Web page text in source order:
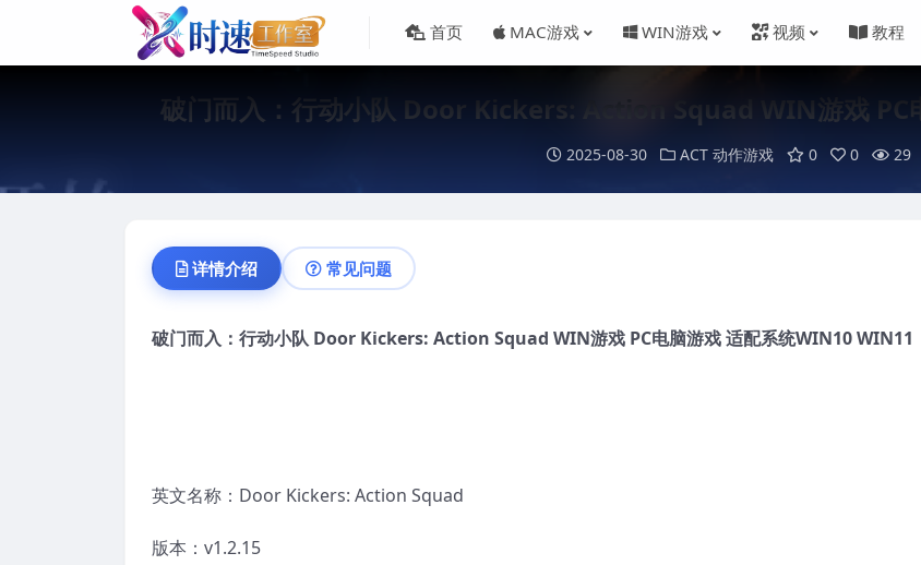
首页 MAC游戏 WIN游戏 视频 教程
破门而入：行动小队 Door Kickers: Action Squad WIN游戏
2025-08-30 ACT 动作游戏 0 0 29
详情介绍 常见问题
破门而入：行动小队 Door Kickers: Action Squad WIN游戏 PC电脑游戏适配系统WIN10 WIN11
英文名称：Door Kickers: Action Squad
版本：v1.2.15